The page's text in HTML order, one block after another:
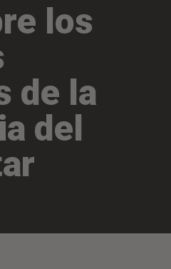
los
de la
del